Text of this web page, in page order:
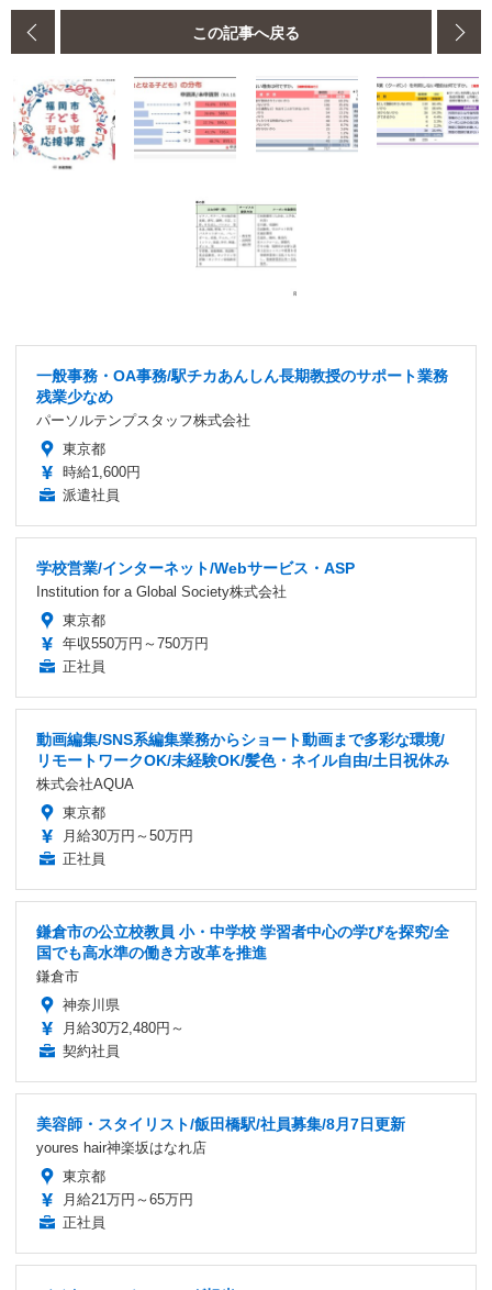
この記事へ戻る
一般事務・OA事務/駅チカあんしん長期教授のサポート業務
残業少なめ
パーソルテンプスタッフ株式会社
東京都
時給1,600円
派遣社員
学校営業/インターネット/Webサービス・ASP
Institution for a Global Society株式会社
東京都
年収550万円～750万円
正社員
動画編集/SNS系編集業務からショート動画まで多彩な環境/
リモートワークOK/未経験OK/髪色・ネイル自由/土日祝休み
株式会社AQUA
東京都
月給30万円～50万円
正社員
鎌倉市の公立校教員 小・中学校 学習者中心の学びを探究/全
国でも高水準の働き方改革を推進
鎌倉市
神奈川県
月給30万2,480円～
契約社員
美容師・スタイリスト/飯田橋駅/社員募集/8月7日更新
youres hair神楽坂はなれ店
東京都
月給21万円～65万円
正社員